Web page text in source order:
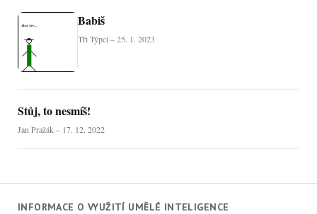
Babiš
Tři Týpci – 25. 1. 2023
Stůj, to nesmíš!
Jan Pražák – 17. 12. 2022
INFORMACE O VYUŽITÍ UMĚLÉ INTELIGENCE